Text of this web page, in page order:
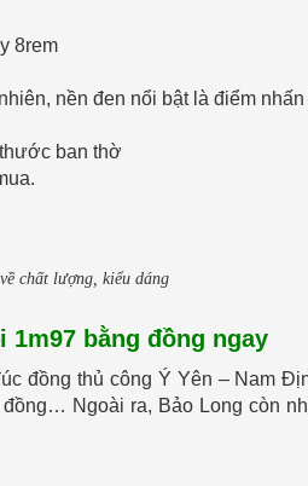
8rem
nền đen nổi bật là điểm
ban thờ
chất lượng, kiểu dáng
1m97 bằng đồng ngay
đồng thủ công Ý Yên – Nam
Ngoài ra, Bảo Long còn